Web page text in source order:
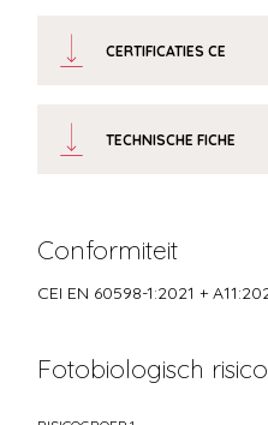
CERTIFICATIES CE
TECHNISCHE FICHE
Conformiteit
CEI EN 60598-1:2021 +
Fotobiologisch risico